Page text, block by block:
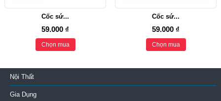
Cốc sứ...
59.000 ₫
Chọn mua
Cốc sứ...
59.000 ₫
Chọn mua
Nội Thất
Gia Dụng